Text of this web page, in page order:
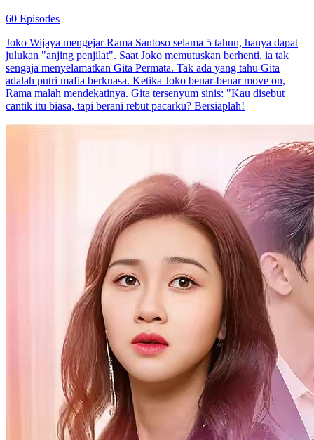
60 Episodes
Joko Wijaya mengejar Rama Santoso selama 5 tahun, hanya dapat
julukan "anjing penjilat". Saat Joko memutuskan berhenti, ia tak
sengaja menyelamatkan Gita Permata. Tak ada yang tahu Gita
adalah putri mafia berkuasa. Ketika Joko benar-benar move on,
Rama malah mendekatinya. Gita tersenyum sinis: "Kau disebut
cantik itu biasa, tapi berani rebut pacarku? Bersiaplah!